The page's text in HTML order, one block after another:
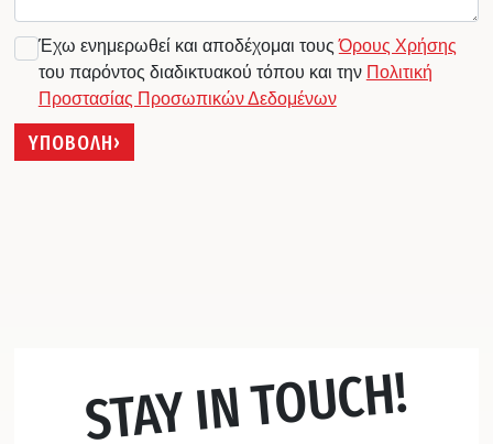
Έχω ενημερωθεί και αποδέχομαι τουςΌρους Χρήσης
του παρόντος διαδικτυακού τόπου και την Πολιτική
Προστασίας Προσωπικών Δεδομένων
ΥΠΟΒΟΛΗ
STAY IN TOUCH!